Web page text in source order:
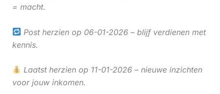
= macht.
Post herzien op 06-01-2026 – blijf verdienen met
kennis.
Laatst herzien op 11-01-2026 – nieuwe inzichten
voor jouw inkomen.